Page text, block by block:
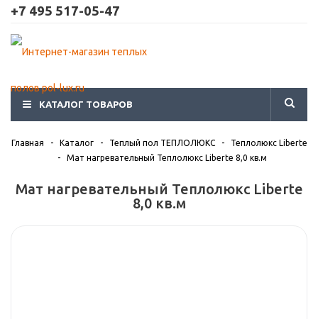
+7 495 517-05-47
КАТАЛОГ ТОВАРОВ
Главная - Каталог - Теплый пол ТЕПЛОЛЮКС -
Теплолюкс Liberte
-
Мат нагревательный Теплолюкс Liberte 8,0 кв.м
Мат нагревательный Теплолюкс Liberte
8,0 кв.м